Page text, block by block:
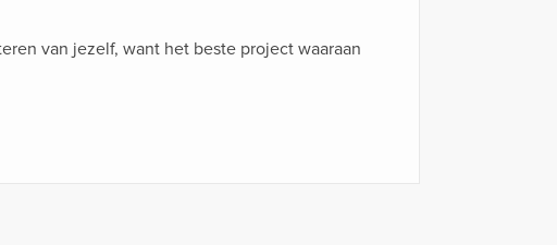
van jezelf, want het beste project waaraan